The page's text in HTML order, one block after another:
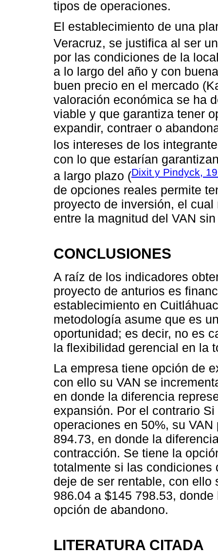
tipos de operaciones.
El establecimiento de una
Veracruz, se justifica al ser
por las condiciones de la
a lo largo del año y con
buen precio en el mercado
valoración económica se ha
viable y que garantiza tener
expandir, contraer o
los intereses de los
con lo que estarían
a largo plazo (Dixit y Pindyck,
de opciones reales permite
proyecto de inversión, el
entre la magnitud del VAN
CONCLUSIONES
A raíz de los indicadores
proyecto de anturios es
establecimiento en
metodología asume que es
oportunidad; es decir, no es
la flexibilidad gerencial en la
La empresa tiene opción de
con ello su VAN se
en donde la diferencia
expansión. Por el contrario
operaciones en 50%, su
894.73, en donde la
contracción. Se tiene la
totalmente si las condiciones
deje de ser rentable, con ello
986.04 a $145 798.53,
opción de abandono.
LITERATURA CITADA